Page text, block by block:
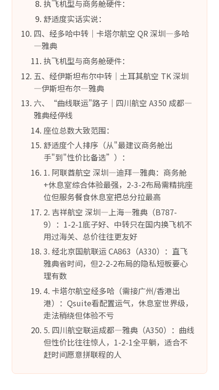
执飞机型与商务舱硬件：
舒适度实话实说：
四、经多哈中转｜卡塔尔航空 QR 深圳—多哈
—雅典
执飞机型与商务舱硬件：
五、经伊斯坦布尔中转｜土耳其航空 TK 深圳
—伊斯坦布尔—雅典
六、“曲线联运"路子｜四川航空 A350 成都—
雅典经停线
座位总数大致范围：
舒适度个人排序（从"最建议商务舱出
手"到"性价比备选”）：
1. 阿联酋航空 深圳—迪拜—雅典：商务舱
+休息室综合体验最强，2-3-2布局需精挑座
位但服务餐食休息室把总分拉最高
2. 吉祥航空 深圳—上海—雅典（B787-
9）：1-2-1底子好、中转只在国内换飞机不
用过海关、总价往往更友好
3. 经北京国航联运 CA863（A330）：直飞
雅典省时间，但2-2-2布局的隐私短板要心
理有数
4. 卡塔尔航空经多哈（需接广州/香港出
港）：Qsuite看配置运气，休息室世界级，
走法稍绕但体验不亏
5. 四川航空联运成都—雅典（A350）：曲线
但性价比往往惊人，1-2-1全平躺，适合不
赶时间愿意拼联程的人